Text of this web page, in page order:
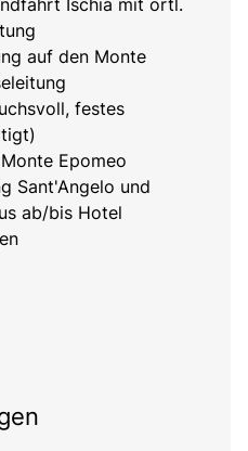
Ischia mit örtl.
auf den Monte
festes
Epomeo
Sant'Angelo und
ab/bis Hotel